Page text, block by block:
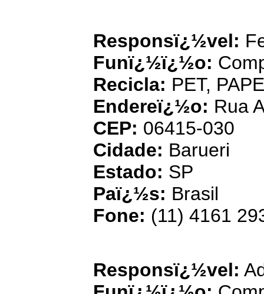
Responsï¿½vel:
Funï¿½ï¿½o:
Recicla: PET,
Endereï¿½o: Rua
CEP: 06415-030
Cidade: Barueri
Estado: SP
Paï¿½s: Brasil
Fone: (11) 4161
Responsï¿½vel: